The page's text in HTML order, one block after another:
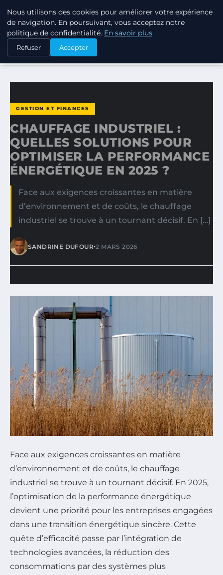
LPO CONSULTING
ACCUEIL
GESTION ET FINANCES
CHAUFFAGE INDUSTRIEL : QUELLES SOLUTIONS POUR…
GESTION ET FINANCES
CHAUFFAGE INDUSTRIEL :
QUELLES SOLUTIONS POUR
OPTIMISER LA PERFORMANCE
ÉNERGÉTIQUE EN 2025 ?
Face aux exigences croissantes en matière
d’environnement et de coûts, le chauffage
industriel se trouve à un tournant décisif. En […]
SANDRINE DUFOUR•2 MARS 2026
Face aux exigences croissantes en matière
d’environnement et de coûts, le chauffage
industriel se trouve à un tournant décisif. En 2025,
l’optimisation de la performance énergétique
devient une priorité pour les entreprises engagées
dans une transition énergétique sincère. Cette
quête d’efficacité passe par l’intégration de
technologies avancées, la réduction des
consommations par des systèmes plus
Nous utilisons des cookies pour améliorer votre expérience
de navigation. En poursuivant, vous acceptez notre
politique de confidentialité. En savoir plus
Refuser Accepter